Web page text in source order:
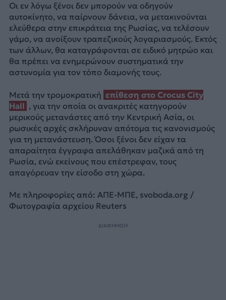
Οι εν λόγω ξένοι δεν μπορούν να οδηγούν
αυτοκίνητο, να παίρνουν δάνεια, να μετακινούνται
ελεύθερα στην επικράτεια της Ρωσίας, να τελέσουν
γάμο, να ανοίξουν τραπεζικούς λογαριασμούς. Εκτός
των άλλων, θα καταγράφονται σε ειδικό μητρώο και
θα πρέπει να ενημερώνουν συστηματικά την
αστυνομία για τον τόπο διαμονής τους.
Μετά την τρομοκρατική επίθεση στο Crocus City
Hall , για την οποία οι ανακριτές κατηγορούν
μερικούς μετανάστες από την Κεντρική Ασία, οι
ρωσικές αρχές σκλήρυναν απότομα τις κανονισμούς
για τη μετανάστευση. Όσοι ξένοι δεν είχαν τα
απαραίτητα έγγραφα απελάθηκαν μαζικά από τη
Ρωσία, ενώ εκείνους που επέστρεφαν, τους
απαγόρευαν την είσοδο στη χώρα.
Με πληροφορίες από: ΑΠΕ-ΜΠΕ, svoboda.org /
Φωτογραφία αρχείου Reuters
ΔΙΑΦΗΜΙΣΗ